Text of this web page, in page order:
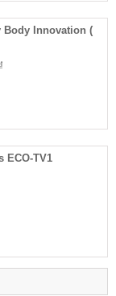
Body Innovation (
ECO-TV1